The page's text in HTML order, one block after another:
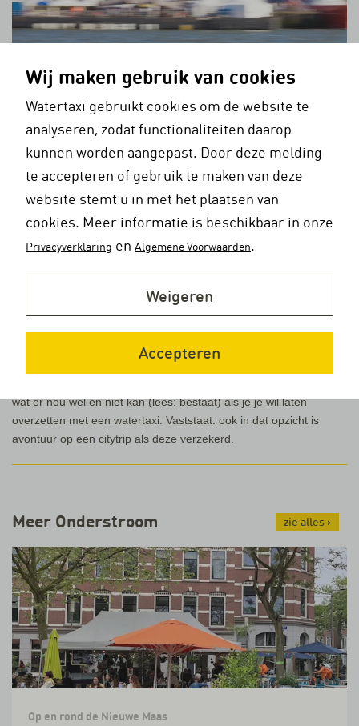
Huh, een Rotterdamse watertaxi in Mumbai?
Mumbailive.com meldt in een nieuwsbericht dat er sinds juni maar
liefst 500 watertaxi’s voor de stad in de vaart zijn genomen. En
voedt de twijfel aan het waarheidsgehalte daarvan. Een
Avontuur verzekerd
wat er nou wel en niet kan (lees: bestaat) als je je wil laten
overzetten met een watertaxi. Vaststaat: ook in dat opzicht is
avontuur op een citytrip als deze verzekerd.
Meer Onderstroom zie alles ›
Op en rond de Nieuwe Maas
Wij maken gebruik van cookies
Watertaxi gebruikt cookies om de website te
analyseren, zodat functionaliteiten daarop
kunnen worden aangepast. Door deze melding
te accepteren of gebruik te maken van deze
website stemt u in met het plaatsen van
cookies. Meer informatie is beschikbaar in onze
Privacyverklaring en Algemene Voorwaarden.
Weigeren
Accepteren